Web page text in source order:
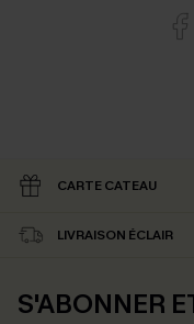
CARTE CATEAU
LIVRAISON ÉCLAIR
S'ABONNER